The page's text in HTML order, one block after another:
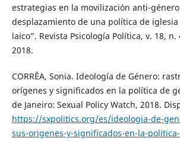
estrategias en la movilización anti-género
desplazamiento de una política de
laico”. Revista Psicología Política, v. 18, n.
2018.
CORRÊA, Sonia. Ideología de Género:
orígenes y significados en la política de
de Janeiro: Sexual Policy Watch, 2018.
https://sxpolitics.org/es/ideologia-de-
sus-origenes-y-significados-en-la-